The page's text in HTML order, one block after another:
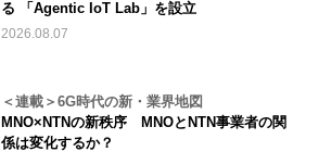
る 「Agentic IoT Lab」を設立
2026.08.07
＜連載＞6G時代の新・業界地図
MNO×NTNの新秩序 MNOとNTN事業者の関
係は変化するか？